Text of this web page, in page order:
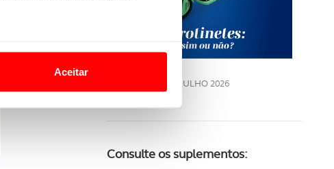
para lhe proporcionar
website.
e de análise, com parceiros
Aceitar
JULHO 2026
Consulte os suplementos: